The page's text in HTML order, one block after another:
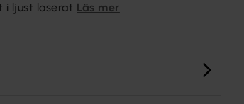
i ljust laserat Läs mer